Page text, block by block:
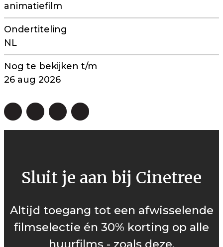
animatiefilm
Ondertiteling
NL
Nog te bekijken t/m
26 aug 2026
Sluit je aan bij Cinetree
Altijd toegang tot een afwisselende
filmselectie én 30% korting op alle
huurfilms - zoals deze.